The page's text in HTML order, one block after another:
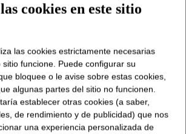
EE-1100 Kit Black?
cookies en este sitio
las cookies estrictamente necesarias
funcione. Puede configurar su
bloquee o le avise sobre estas cookies,
algunas partes del sitio no funcionen.
establecer otras cookies (a saber,
de rendimiento y de publicidad) que nos
una experiencia personalizada de